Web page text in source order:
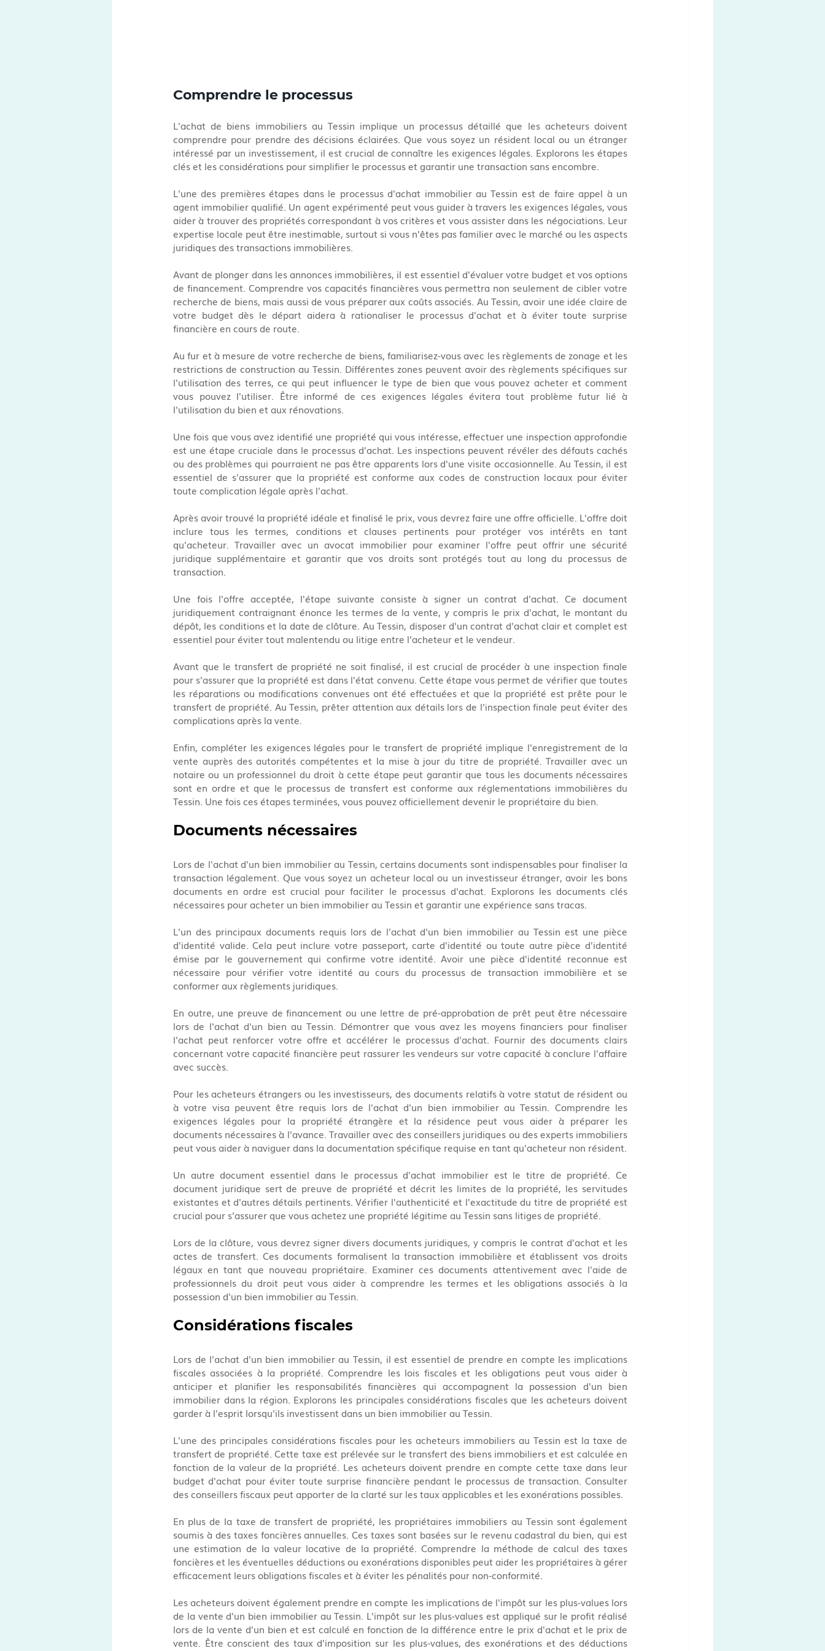
Comprendre le processus
L'achat de biens immobiliers au Tessin implique un processus détaillé que les acheteurs doivent
comprendre pour prendre des décisions éclairées. Que vous soyez un résident local ou un étranger
intéressé par un investissement, il est crucial de connaître les exigences légales. Explorons les étapes
clés et les considérations pour simplifier le processus et garantir une transaction sans encombre.
L'une des premières étapes dans le processus d'achat immobilier au Tessin est de faire appel à un
agent immobilier qualifié. Un agent expérimenté peut vous guider à travers les exigences légales, vous
aider à trouver des propriétés correspondant à vos critères et vous assister dans les négociations. Leur
expertise locale peut être inestimable, surtout si vous n'êtes pas familier avec le marché ou les aspects
juridiques des transactions immobilières.
Avant de plonger dans les annonces immobilières, il est essentiel d'évaluer votre budget et vos options
de financement. Comprendre vos capacités financières vous permettra non seulement de cibler votre
recherche de biens, mais aussi de vous préparer aux coûts associés. Au Tessin, avoir une idée claire de
votre budget dès le départ aidera à rationaliser le processus d'achat et à éviter toute surprise
financière en cours de route.
Au fur et à mesure de votre recherche de biens, familiarisez-vous avec les règlements de zonage et les
restrictions de construction au Tessin. Différentes zones peuvent avoir des règlements spécifiques sur
l'utilisation des terres, ce qui peut influencer le type de bien que vous pouvez acheter et comment
vous pouvez l'utiliser. Être informé de ces exigences légales évitera tout problème futur lié à
l'utilisation du bien et aux rénovations.
Une fois que vous avez identifié une propriété qui vous intéresse, effectuer une inspection approfondie
est une étape cruciale dans le processus d'achat. Les inspections peuvent révéler des défauts cachés
ou des problèmes qui pourraient ne pas être apparents lors d'une visite occasionnelle. Au Tessin, il est
essentiel de s'assurer que la propriété est conforme aux codes de construction locaux pour éviter
toute complication légale après l'achat.
Après avoir trouvé la propriété idéale et finalisé le prix, vous devrez faire une offre officielle. L'offre doit
inclure tous les termes, conditions et clauses pertinents pour protéger vos intérêts en tant
qu'acheteur. Travailler avec un avocat immobilier pour examiner l'offre peut offrir une sécurité
juridique supplémentaire et garantir que vos droits sont protégés tout au long du processus de
transaction.
Une fois l'offre acceptée, l'étape suivante consiste à signer un contrat d'achat. Ce document
juridiquement contraignant énonce les termes de la vente, y compris le prix d'achat, le montant du
dépôt, les conditions et la date de clôture. Au Tessin, disposer d'un contrat d'achat clair et complet est
essentiel pour éviter tout malentendu ou litige entre l'acheteur et le vendeur.
Avant que le transfert de propriété ne soit finalisé, il est crucial de procéder à une inspection finale
pour s'assurer que la propriété est dans l'état convenu. Cette étape vous permet de vérifier que toutes
les réparations ou modifications convenues ont été effectuées et que la propriété est prête pour le
transfert de propriété. Au Tessin, prêter attention aux détails lors de l'inspection finale peut éviter des
complications après la vente.
Enfin, compléter les exigences légales pour le transfert de propriété implique l'enregistrement de la
vente auprès des autorités compétentes et la mise à jour du titre de propriété. Travailler avec un
notaire ou un professionnel du droit à cette étape peut garantir que tous les documents nécessaires
sont en ordre et que le processus de transfert est conforme aux réglementations immobilières du
Tessin. Une fois ces étapes terminées, vous pouvez officiellement devenir le propriétaire du bien.
Documents nécessaires
Lors de l'achat d'un bien immobilier au Tessin, certains documents sont indispensables pour finaliser la
transaction légalement. Que vous soyez un acheteur local ou un investisseur étranger, avoir les bons
documents en ordre est crucial pour faciliter le processus d'achat. Explorons les documents clés
nécessaires pour acheter un bien immobilier au Tessin et garantir une expérience sans tracas.
L'un des principaux documents requis lors de l'achat d'un bien immobilier au Tessin est une pièce
d'identité valide. Cela peut inclure votre passeport, carte d'identité ou toute autre pièce d'identité
émise par le gouvernement qui confirme votre identité. Avoir une pièce d'identité reconnue est
nécessaire pour vérifier votre identité au cours du processus de transaction immobilière et se
conformer aux règlements juridiques.
En outre, une preuve de financement ou une lettre de pré-approbation de prêt peut être nécessaire
lors de l'achat d'un bien au Tessin. Démontrer que vous avez les moyens financiers pour finaliser
l'achat peut renforcer votre offre et accélérer le processus d'achat. Fournir des documents clairs
concernant votre capacité financière peut rassurer les vendeurs sur votre capacité à conclure l'affaire
avec succès.
Pour les acheteurs étrangers ou les investisseurs, des documents relatifs à votre statut de résident ou
à votre visa peuvent être requis lors de l'achat d'un bien immobilier au Tessin. Comprendre les
exigences légales pour la propriété étrangère et la résidence peut vous aider à préparer les
documents nécessaires à l'avance. Travailler avec des conseillers juridiques ou des experts immobiliers
peut vous aider à naviguer dans la documentation spécifique requise en tant qu'acheteur non résident.
Un autre document essentiel dans le processus d'achat immobilier est le titre de propriété. Ce
document juridique sert de preuve de propriété et décrit les limites de la propriété, les servitudes
existantes et d'autres détails pertinents. Vérifier l'authenticité et l'exactitude du titre de propriété est
crucial pour s'assurer que vous achetez une propriété légitime au Tessin sans litiges de propriété.
Lors de la clôture, vous devrez signer divers documents juridiques, y compris le contrat d'achat et les
actes de transfert. Ces documents formalisent la transaction immobilière et établissent vos droits
légaux en tant que nouveau propriétaire. Examiner ces documents attentivement avec l'aide de
professionnels du droit peut vous aider à comprendre les termes et les obligations associés à la
possession d'un bien immobilier au Tessin.
Considérations fiscales
Lors de l'achat d'un bien immobilier au Tessin, il est essentiel de prendre en compte les implications
fiscales associées à la propriété. Comprendre les lois fiscales et les obligations peut vous aider à
anticiper et planifier les responsabilités financières qui accompagnent la possession d'un bien
immobilier dans la région. Explorons les principales considérations fiscales que les acheteurs doivent
garder à l'esprit lorsqu'ils investissent dans un bien immobilier au Tessin.
L'une des principales considérations fiscales pour les acheteurs immobiliers au Tessin est la taxe de
transfert de propriété. Cette taxe est prélevée sur le transfert des biens immobiliers et est calculée en
fonction de la valeur de la propriété. Les acheteurs doivent prendre en compte cette taxe dans leur
budget d'achat pour éviter toute surprise financière pendant le processus de transaction. Consulter
des conseillers fiscaux peut apporter de la clarté sur les taux applicables et les exonérations possibles.
En plus de la taxe de transfert de propriété, les propriétaires immobiliers au Tessin sont également
soumis à des taxes foncières annuelles. Ces taxes sont basées sur le revenu cadastral du bien, qui est
une estimation de la valeur locative de la propriété. Comprendre la méthode de calcul des taxes
foncières et les éventuelles déductions ou exonérations disponibles peut aider les propriétaires à gérer
efficacement leurs obligations fiscales et à éviter les pénalités pour non-conformité.
Les acheteurs doivent également prendre en compte les implications de l'impôt sur les plus-values lors
de la vente d'un bien immobilier au Tessin. L'impôt sur les plus-values est appliqué sur le profit réalisé
lors de la vente d'un bien et est calculé en fonction de la différence entre le prix d'achat et le prix de
vente. Être conscient des taux d'imposition sur les plus-values, des exonérations et des déductions